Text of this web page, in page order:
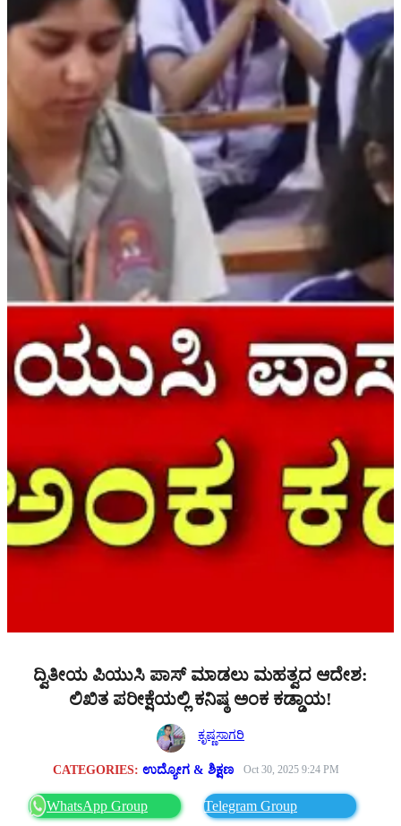
ದ್ವಿತೀಯ ಪಿಯುಸಿ ಪಾಸ್ ಮಾಡಲು ಮಹತ್ವದ ಆದೇಶ:
ಲಿಖಿತ ಪರೀಕ್ಷೆಯಲ್ಲಿ ಕನಿಷ್ಠ ಅಂಕ ಕಡ್ಡಾಯ!
ಕೃಷ್ಣಸಾಗರಿ
CATEGORIES: ಉದ್ಯೋಗ & ಶಿಕ್ಷಣ Oct 30, 2025 9:24 PM
WhatsApp Group Telegram Group